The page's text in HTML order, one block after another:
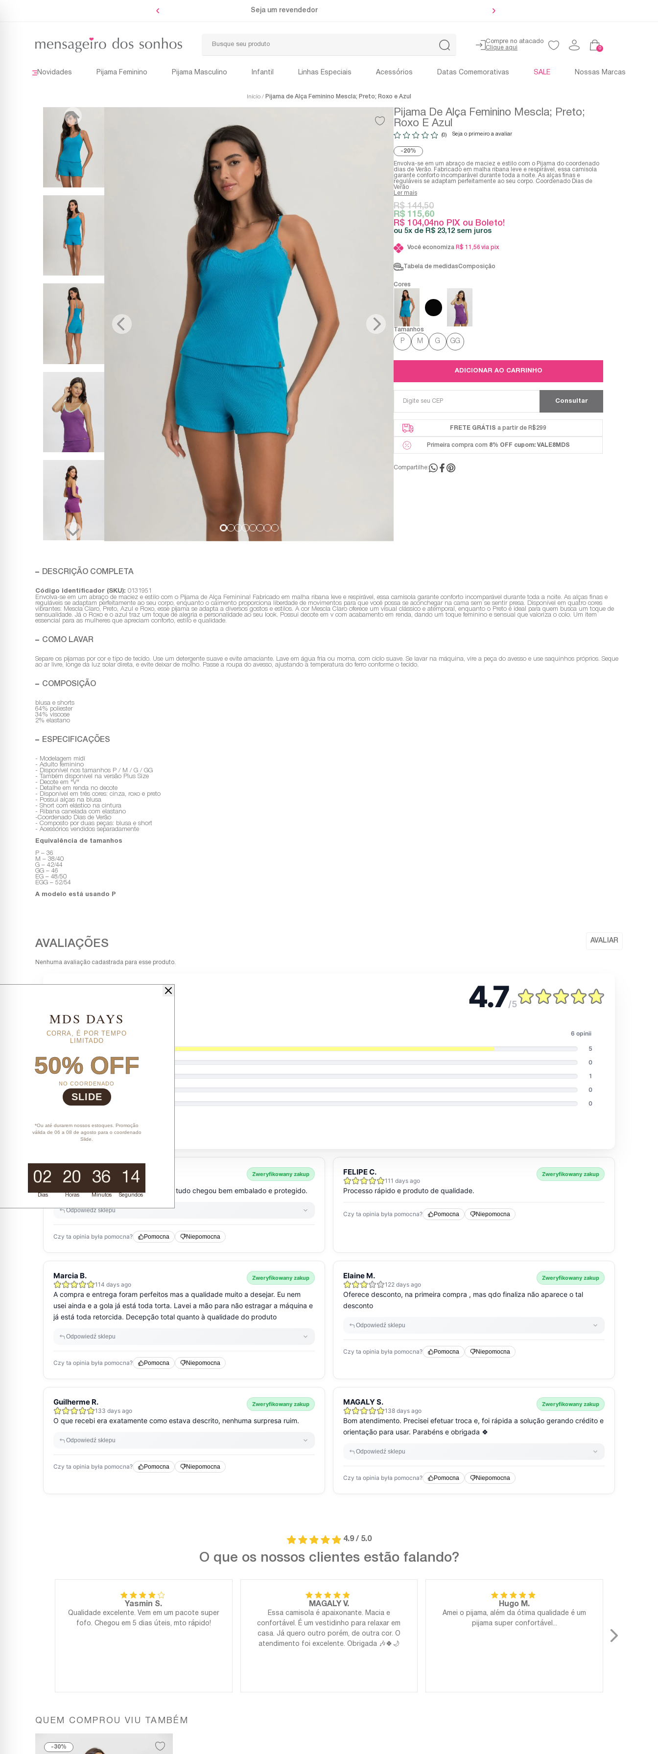
Seja um revendedor
Compre no atacado
0
Novidades Pijama Feminino Pijama Masculino Infantil Linhas Especiais Acessórios Datas Comemorativas SALE Nossas Marcas
Início Pijama de Alça Feminino Mescla; Preto; Roxo e Azul
Pijama De Alça Feminino Mescla; Preto;
Roxo E Azul
(0) Seja o primeiro a avaliar
20%
Envolva-se em um abraço de maciez e estilo com o Pijama do coordenado
dias de Verão. Fabricado em malha ribana leve e respirável, essa camisola
garante conforto incomparável durante toda a noite. As alças finas e
reguláveis se adaptam perfeitamente ao seu corpo. Coordenado Dias de
Verão
Ler mais
R$ 104,04no PIX ou Boleto!
R$ 144,50
R$ 115,60
5x R$ 23,12 sem juros
Você economiza R$ 11,56 via pix
Tabela de medidasComposição
P M G GG
ADICIONAR AO CARRINHO
FRETE GRÁTIS a partir de R$299
Primeira compra com 8% OFF cupom: VALE8MDS
Compartilhe:
DESCRIÇÃO COMPLETA
Código identificador (SKU): 0131951
Envolva-se em um abraço de maciez e estilo com o Pijama de Alça Feminina! Fabricado em malha ribana leve e respirável, essa camisola garante conforto incomparável durante toda a noite. As alças finas e
reguláveis se adaptam perfeitamente ao seu corpo, enquanto o caimento proporciona liberdade de movimentos para que você possa se aconchegar na cama sem se sentir presa. Disponível em quatro cores
vibrantes: Mescla Claro, Preto, Azul e Roxo, esse pijama se adapta a diversos gostos e estilos. A cor Mescla Claro oferece um visual clássico e atemporal, enquanto o Preto é ideal para quem busca um toque de
sensualidade. Já o Roxo e o azul traz um toque de alegria e personalidade ao seu look. Possui decote em v com acabamento em renda, dando um toque feminino e sensual que valoriza o colo. Um item
essencial para as mulheres que apreciam conforto, estilo e qualidade.
COMO LAVAR
Separe os pijamas por cor e tipo de tecido. Use um detergente suave e evite amaciante. Lave em água fria ou morna, com ciclo suave. Se lavar na máquina, vire a peça do avesso e use saquinhos próprios. Seque
ao ar livre, longe da luz solar direta, e evite deixar de molho. Passe a roupa do avesso, ajustando a temperatura do ferro conforme o tecido.
COMPOSIÇÃO
blusa e shorts
64% poliester
34% viscose
2% elastano
ESPECIFICAÇÕES
- Modelagem midi
- Adulto feminino
- Disponível nos tamanhos P / M / G / GG
- Também disponível na versão Plus Size
- Decote em "V"
- Detalhe em renda no decote
- Disponível em três cores: cinza, roxo e preto
- Possui alças na blusa
- Short com elástico na cintura
- Ribana canelada com elastano
-Coordenado Dias de Verão
- Composto por duas peças: blusa e short
- Acessórios vendidos separadamente
Equivalência de tamanhos
P – 36
M – 38/40
G – 42/44
GG – 46
EG – 48/50
EGG – 52/54
A modelo está usando P
Nenhuma avaliação cadastrada para esse produto.
4.9 / 5.0
O que os nossos clientes estão falando?
Yasmin S.
Qualidade excelente. Vem em um pacote super
fofo. Chegou em 5 dias úteis, mto rápido!
MAGALY V.
Essa camisola é apaixonante. Macia e
confortável. É um vestidinho para relaxar em
casa. Já quero outro porém, de outra cor. O
atendimento foi excelente. Obrigada 🎶🍀🌙
Hugo M.
Amei o pijama, além da ótima qualidade é um
pijama super confortável...
QUEM COMPROU VIU TAMBÉM
30%
MDS DAYS
CORRA, É POR TEMPO
LIMITADO
50% OFF
NO COORDENADO
SLIDE
*Ou até durarem nossos estoques. Promoção
válida de 06 a 08 de agosto para o coordenado
Slide.
02
Dias
20
Horas
36
Minutos
13
Segundos